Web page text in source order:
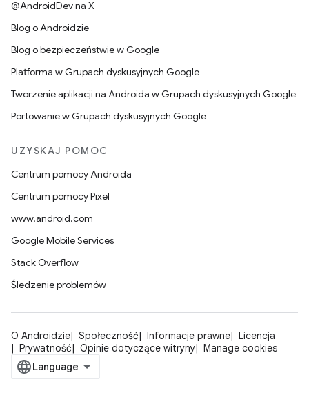
@AndroidDev na X
Blog o Androidzie
Blog o bezpieczeństwie w Google
Platforma w Grupach dyskusyjnych Google
Tworzenie aplikacji na Androida w Grupach dyskusyjnych Google
Portowanie w Grupach dyskusyjnych Google
UZYSKAJ POMOC
Centrum pomocy Androida
Centrum pomocy Pixel
www.android.com
Google Mobile Services
Stack Overflow
Śledzenie problemów
O Androidzie Społeczność Informacje prawne
Licencja
Prywatność
Opinie dotyczące witryny Manage cookies